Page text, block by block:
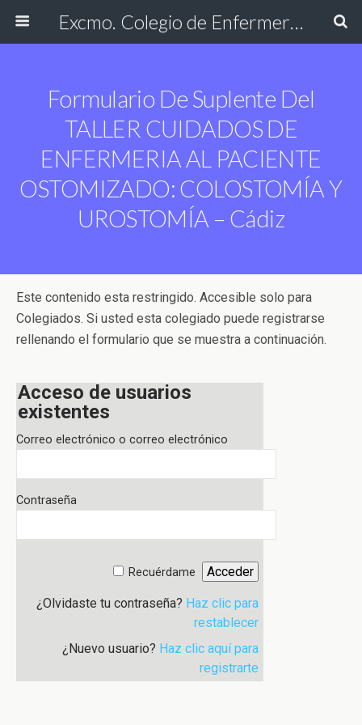
Excmo. Colegio de Enfermería de Cádiz
Formulario De Suplente Del
TALLER CUIDADOS DE
ENFERMERIA AL PACIENTE
OSTOMIZADO: COLOSTOMÍA Y
UROSTOMÍA – Cádiz
Este contenido esta restringido. Accesible solo para
Colegiados. Si usted esta colegiado puede registrarse
rellenando el formulario que se muestra a continuación.
Acceso de usuarios
existentes
Correo electrónico o correo electrónico
Contraseña
Recuérdame
¿Olvidaste tu contraseña? Haz clic para
restablecer
¿Nuevo usuario? Haz clic aquí para
registrarte